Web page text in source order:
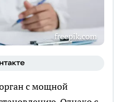
freepik.com
с мощной